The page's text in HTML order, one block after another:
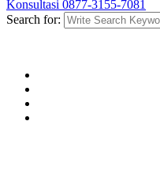
Konsultasi 0877-3155-7081
Search for: